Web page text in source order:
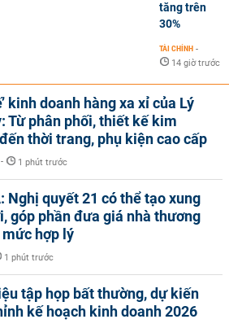
tăng trên
30%
TÀI CHÍNH -
14 giờ trước
kinh doanh hàng xa xỉ của Lý
Từ phân phối, thiết kế kim
thời trang, phụ kiện cao cấp
- 1 phút trước
Nghị quyết 21 có thể tạo xung
góp phần đưa giá nhà thương
hợp lý
1 phút trước
tập họp bất thường, dự kiến
kế hoạch kinh doanh 2026